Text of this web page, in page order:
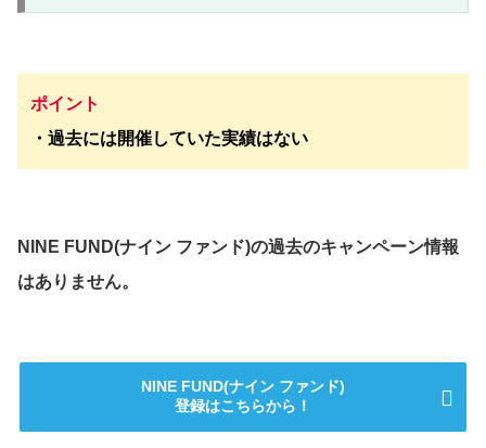
ポイント
・過去には開催していた実績はない
NINE FUND(ナイン ファンド)の過去のキャンペーン情報
はありません。
NINE FUND(ナイン ファンド)
登録はこちらから！